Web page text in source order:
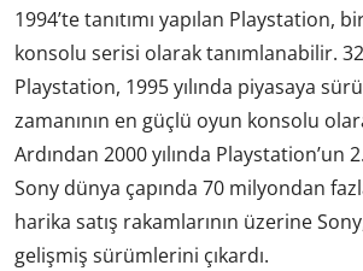
1994’te tanıtımı yapılan Playstation,
konsolu serisi olarak tanımlanabilir.
Playstation, 1995 yılında piyasaya
zamanının en güçlü oyun konsolu
Ardından 2000 yılında Playstation’un
Sony dünya çapında 70 milyondan
harika satış rakamlarının üzerine
gelişmiş sürümlerini çıkardı.